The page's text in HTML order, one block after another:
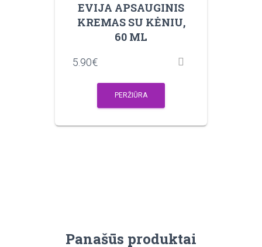
EVIJA APSAUGINIS
KREMAS SU KĖNIU,
60 ML
5.90€
PERŽIŪRA
Panašūs produktai